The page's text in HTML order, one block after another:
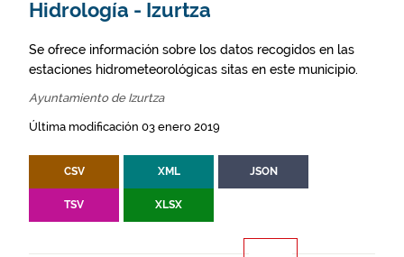
Hidrología - Izurtza
Se ofrece información sobre los datos recogidos en las
estaciones hidrometeorológicas sitas en este municipio.
Ayuntamiento de Izurtza
Última modificación 03 enero 2019
CSV XML JSON
TSV XLSX